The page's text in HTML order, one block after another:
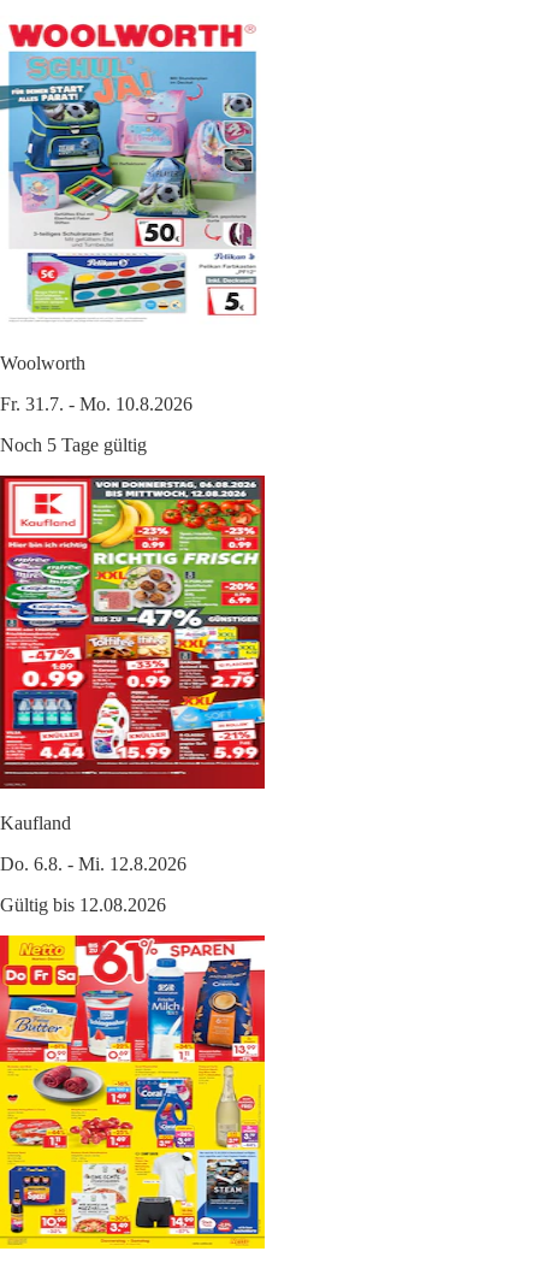
Woolworth
Fr. 31.7. - Mo. 10.8.2026
Noch 5 Tage gültig
Kaufland
Do. 6.8. - Mi. 12.8.2026
Gültig bis 12.08.2026